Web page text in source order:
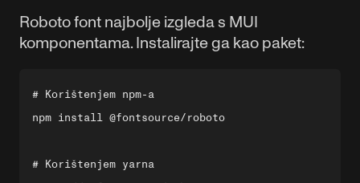
Roboto font najbolje izgleda s MUI
komponentama. Instalirajte ga kao paket:
# Korištenjem npm-a
npm install @fontsource/roboto
# Korištenjem yarna